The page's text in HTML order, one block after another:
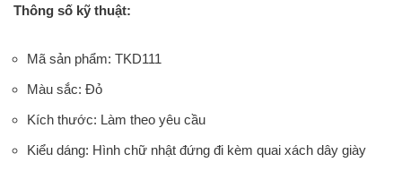
Thông số kỹ thuật:
Mã sản phẩm: TKD111
Màu sắc: Đỏ
Kích thước: Làm theo yêu cầu
Kiểu dáng: Hình chữ nhật đứng đi kèm quai xách dây giày